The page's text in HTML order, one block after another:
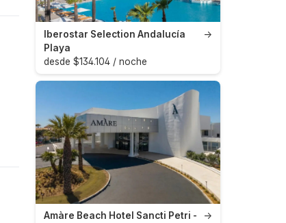
→
Iberostar Selection Andalucía
Playa
desde $134.104 / noche
→
Amàre Beach Hotel Sancti Petri -